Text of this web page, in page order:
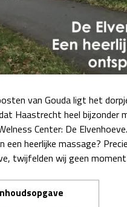
van Gouda ligt het
Haastrecht heel bijzonder
Center: De
een heerlijke massage?
twijfelden wij geen